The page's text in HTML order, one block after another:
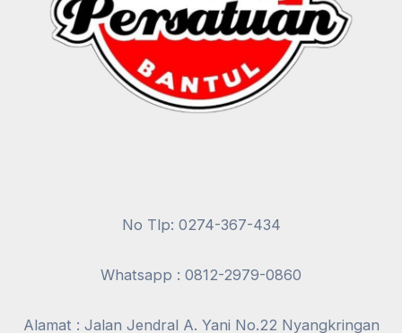
No Tlp: 0274-367-434
Whatsapp : 0812-2979-0860
Alamat : Jalan Jendral A. Yani No.22 Nyangkringan